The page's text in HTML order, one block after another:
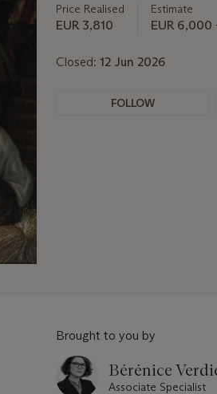
lot
Price Realised
EUR 3,810
Estimate
EUR 6,000
Closed: 12 Jun 2026
FOLLOW
Brought to you by
Bérénice
Associate Specialist